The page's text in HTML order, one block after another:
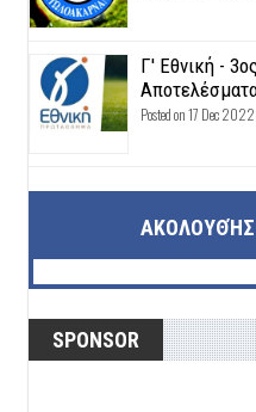
Γ' Εθνική -
Posted on 17 Dec
SPONSOR